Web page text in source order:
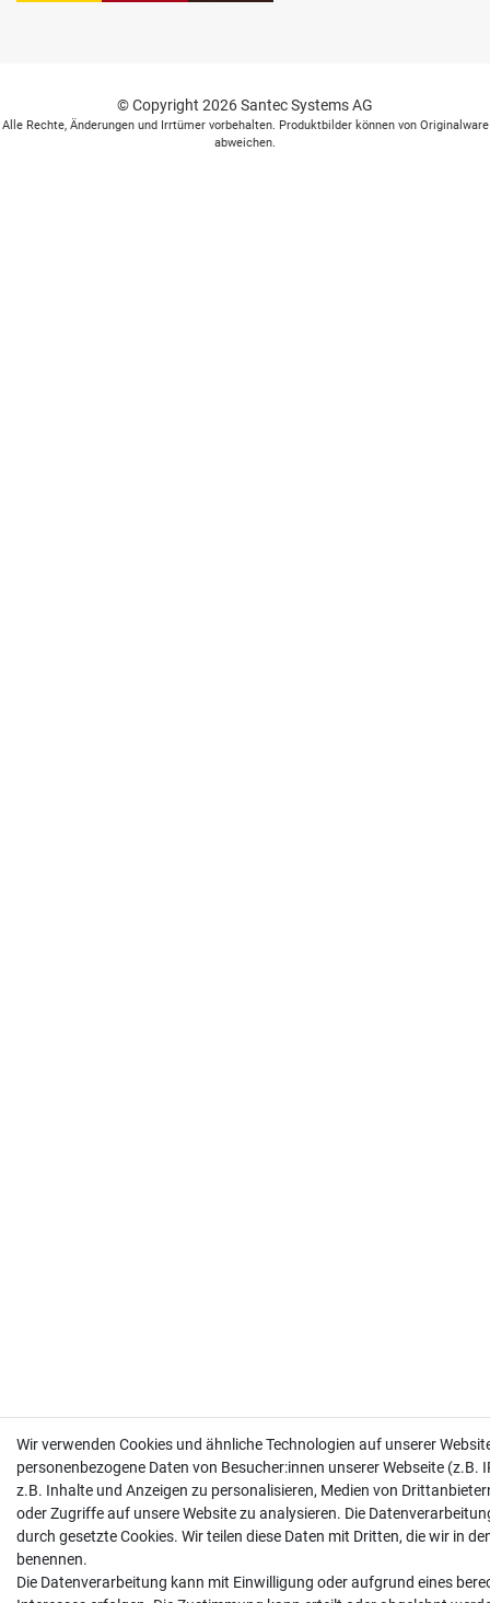
© Copyright 2026 Santec Systems AG
Alle Rechte, Änderungen und Irrtümer vorbehalten. Produktbilder können von Originalware
abweichen.
Wir verwenden Cookies und ähnliche Technologien auf unserer
personenbezogene Daten von Besucher:innen unserer Webseite (z.B.
z.B. Inhalte und Anzeigen zu personalisieren, Medien von
oder Zugriffe auf unsere Website zu analysieren. Die
durch gesetzte Cookies. Wir teilen diese Daten mit Dritten, die wir in
benennen.
Die Datenverarbeitung kann mit Einwilligung oder aufgrund eines